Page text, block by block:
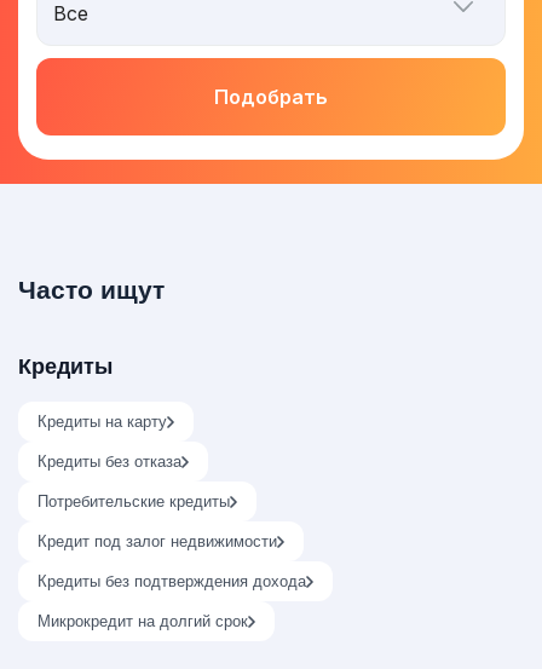
Подобрать
Часто ищут
Кредиты
Кредиты на карту
Кредиты без отказа
Потребительские кредиты
Кредит под залог недвижимости
Кредиты без подтверждения дохода
Микрокредит на долгий срок